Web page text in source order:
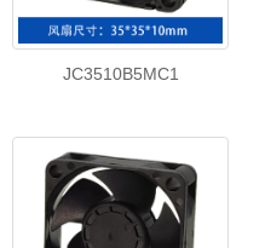
JC3510B5MC1